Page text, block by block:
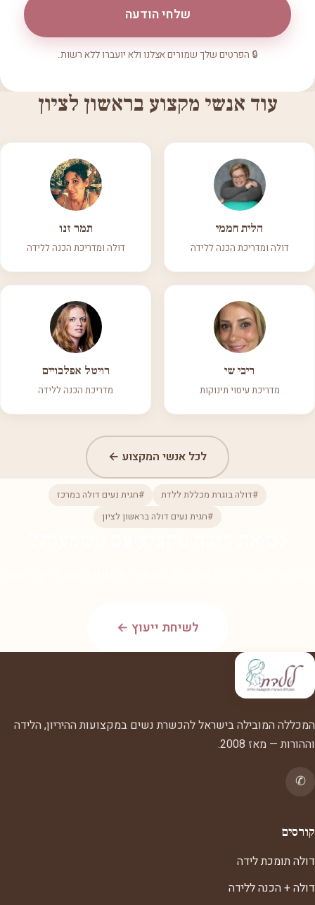
שלחי הודעה
🔒 הפרטים שלך שמורים אצלנו ולא יועברו ללא רשות.
עוד אנשי מקצוע בראשון לציון
הלית חממי
דולה ומדריכת הכנה ללידה
תמר זנו
דולה ומדריכת הכנה ללידה
ריבי שי
מדריכת עיסוי תינוקות
רויטל אפלבויים
מדריכת הכנה ללידה
לכל אנשי המקצוע ←
#דולה בוגרת מכללת ללדת
#חגית נעים דולה במרכז
#חגית נעים דולה בראשון לציון
לשיחת ייעוץ ←
המכללה המובילה בישראל להכשרת נשים במקצועות ההיריון, הלידה
וההורות — מאז 2008.
✆
קורסים
דולה תומכת לידה
דולה + הכנה ללידה